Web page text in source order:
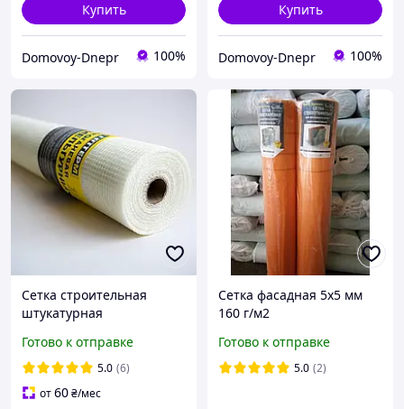
Купить
Domovoy-Dnepr 100%
Купить
Domovoy-Dnepr 100%
Сетка строительная
штукатурная
5*5мм ( для внутренних
работ )
Готово к отправке
5.0 (6)
от60₴/мес
Сетка фасадная 5х5 мм
160 г/м2
Готово к отправке
5.0 (2)